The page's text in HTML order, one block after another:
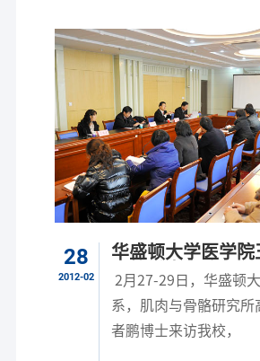
28
2012-02
华盛顿大学医学院
来校学术交流
2月27-29日，华盛顿
系，肌肉与骨骼研究所
者鹏博士来访我校，